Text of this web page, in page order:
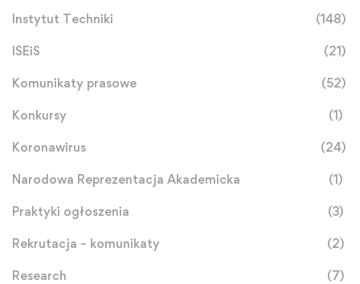
Instytut Techniki (148)
ISEiS (21)
Komunikaty prasowe (52)
Konkursy (1)
Koronawirus (24)
Narodowa Reprezentacja Akademicka (1)
Praktyki ogłoszenia (3)
Rekrutacja – komunikaty (2)
Research (7)